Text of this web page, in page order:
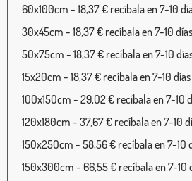
60x100cm - 18,37 € recíbala en 7-10
30x45cm - 18,37 € recíbala en 7-10 días
50x75cm - 18,37 € recíbala en 7-10
15x20cm - 18,37 € recíbala en 7-10 días
100x150cm - 29,02 € recíbala en 7-10
120x180cm - 37,67 € recíbala en 7-10
150x250cm - 58,56 € recíbala en 7-10
150x300cm - 66,55 € recíbala en 7-10